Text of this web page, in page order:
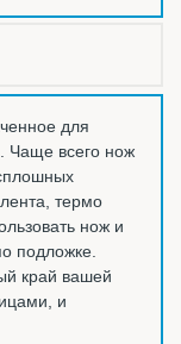
для
Чаще всего нож
термо
нож и
подложке.
край вашей
и